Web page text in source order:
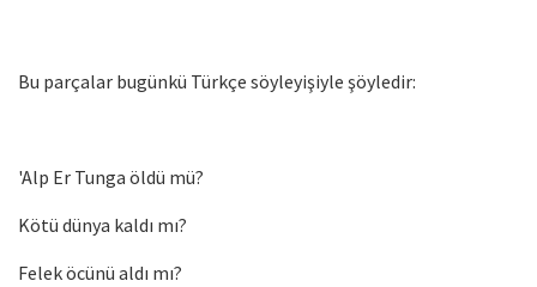
Bu parçalar bugünkü Türkçe söyleyişiyle şöyledir:
'Alp Er Tunga öldü mü?
Kötü dünya kaldı mı?
Felek öcünü aldı mı?